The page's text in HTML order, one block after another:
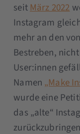
seitMärz 2022
Instagram
mehr an den
Bestreben,
User:innen
Namen „Make
wurde eine
das „alte“